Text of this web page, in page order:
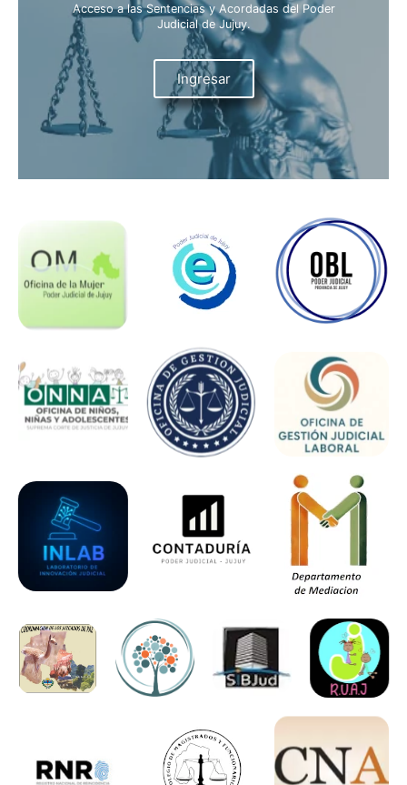
Acceso a las Sentencias y Acordadas del Poder
Judicial de Jujuy.
Ingresar